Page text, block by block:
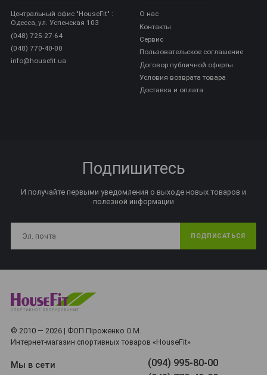
Центральный офис "HouseFit" :
Одесса, ул. Успенская 103
(048) 725-27-64
(048) 770-40-00
info@housefit.ua
О нас
Контакты
Сервис
Пользовательское соглашение
Договор публичной оферты
Условия возврата товара
Доставка и оплата
Подпишитесь
И получайте первыми уведомления о выходе новых товаров и
полезной информации
ПОДПИСАТЬСЯ
© 2010 — 2026 | ФОП Піроженко О.М.
Интернет-магазин спортивных товаров «HouseFit»
(094) 995-80-00
Мы в сети